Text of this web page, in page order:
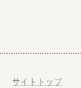
サイトトップ